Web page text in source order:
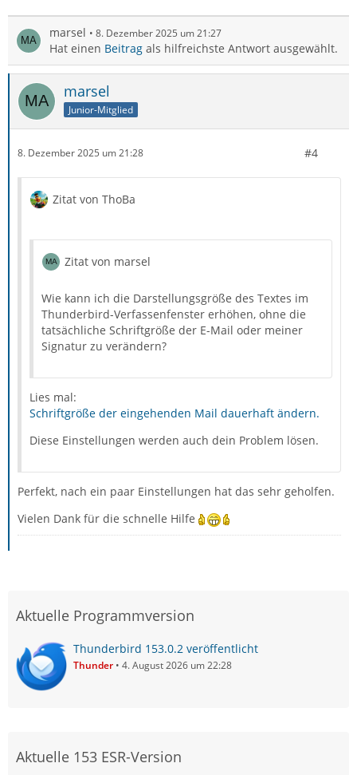
marsel 8. Dezember 2025 um 21:27
Hat einen Beitrag als hilfreichste Antwort ausgewählt.
marsel
Junior-Mitglied
8. Dezember 2025 um 21:28 #4
Zitat von ThoBa
Zitat von marsel
Wie kann ich die Darstellungsgröße des Textes im
Thunderbird-Verfassenfenster erhöhen, ohne die
tatsächliche Schriftgröße der E-Mail oder meiner
Signatur zu verändern?
Lies mal:
Schriftgröße der eingehenden Mail dauerhaft ändern.
Diese Einstellungen werden auch dein Problem lösen.
Perfekt, nach ein paar Einstellungen hat das sehr geholfen.
Vielen Dank für die schnelle Hilfe
Aktuelle Programmversion
Thunderbird 153.0.2 veröffentlicht
Thunder 4. August 2026 um 22:28
Aktuelle 153 ESR-Version